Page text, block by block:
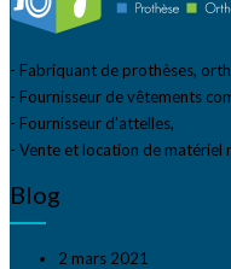
- Fabriquant de prothèses,
- Fournisseur de vêtements
- Fournisseur d’attelles,
- Vente et location de matériel
Blog
2 mars 2021